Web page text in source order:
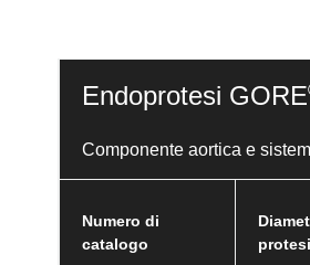
Endoprotesi GORE
Componente aortica e
Numero di
catalogo